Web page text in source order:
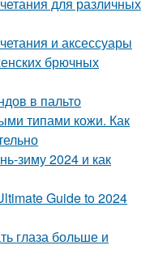
для различных
и аксессуары
брючных
в пальто
типами кожи. Как
зиму 2024 и как
Guide to 2024
глаза больше и